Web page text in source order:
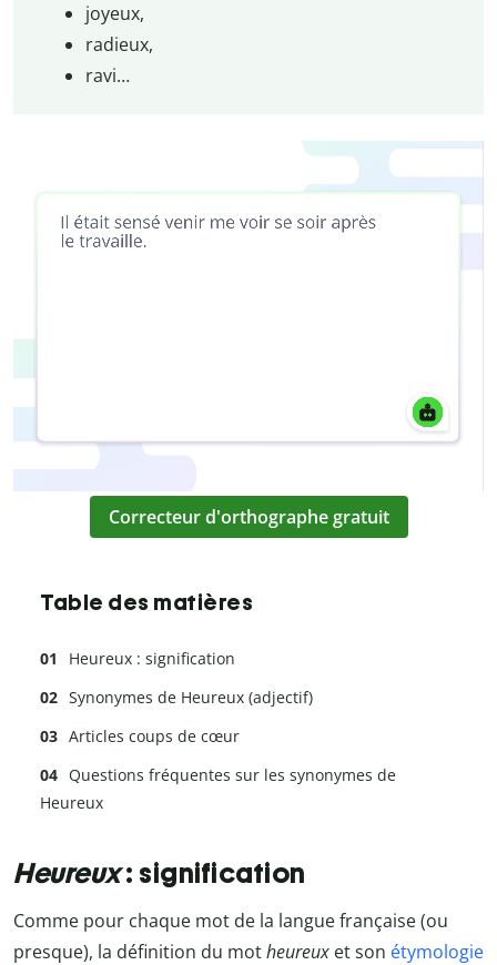
joyeux,
radieux,
ravi…
Correcteur d'orthographe gratuit
Table des matières
Heureux : signification
Synonymes de Heureux (adjectif)
Articles coups de cœur
Questions fréquentes sur les synonymes de
Heureux
Heureux: signification
Comme pour chaque mot de la langue française (ou
presque), la définition du motheureux et son étymologie